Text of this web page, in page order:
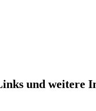
und weitere